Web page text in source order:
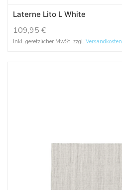
Laterne Lito L White
109,95 €
Inkl. gesetzlicher MwSt. zzgl. Versandkosten